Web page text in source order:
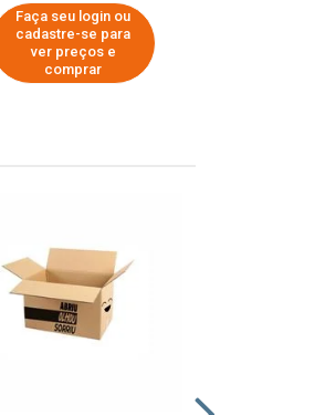
Faça seu login ou
cadastre-se para
ver preços e
comprar